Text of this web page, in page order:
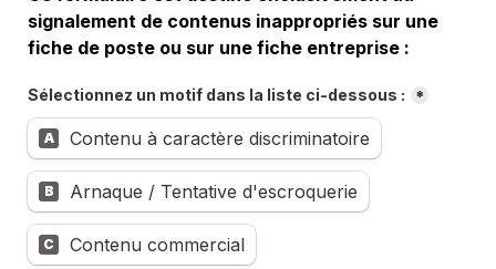
signalement de contenus inappropriés sur une
fiche de poste ou sur une fiche entreprise :
Sélectionnez un motif dans la liste ci-dessous : *
A Contenu à caractère discriminatoire
B Arnaque / Tentative d'escroquerie
C Contenu commercial